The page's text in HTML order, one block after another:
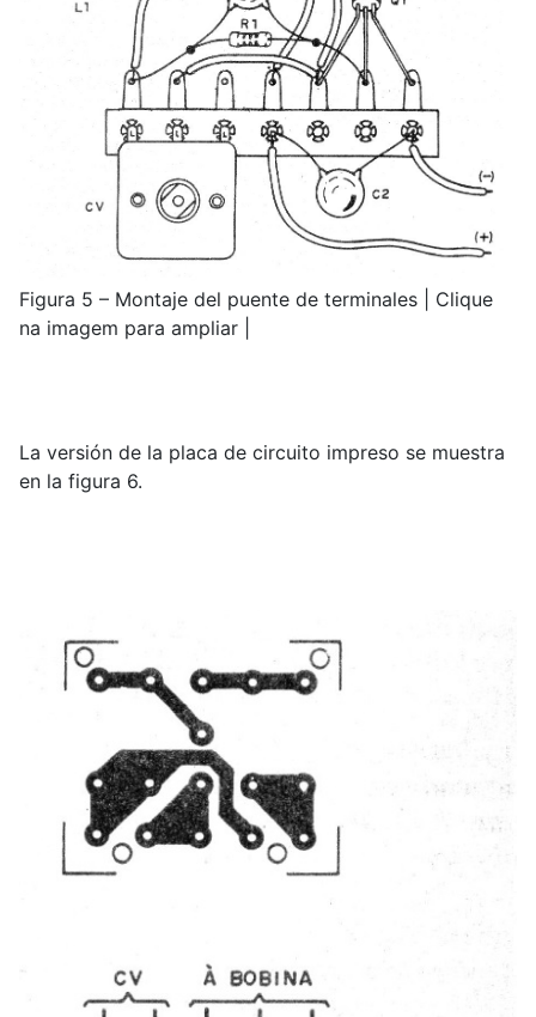
Figura 5 – Montaje del puente de terminales | Clique
na imagem para ampliar |
La versión de la placa de circuito impreso se muestra
en la figura 6.